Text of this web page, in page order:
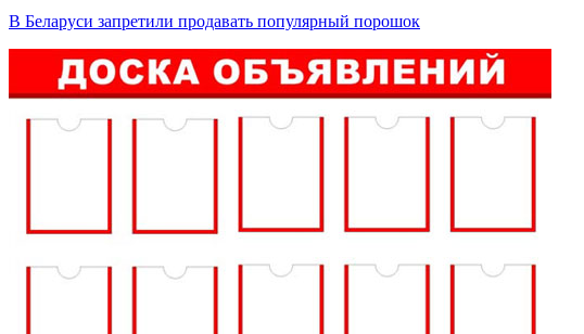
В Беларуси запретили продавать популярный порошок